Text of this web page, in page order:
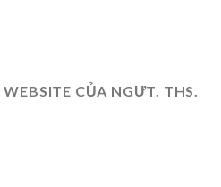
CỦA NGƯT. THS.